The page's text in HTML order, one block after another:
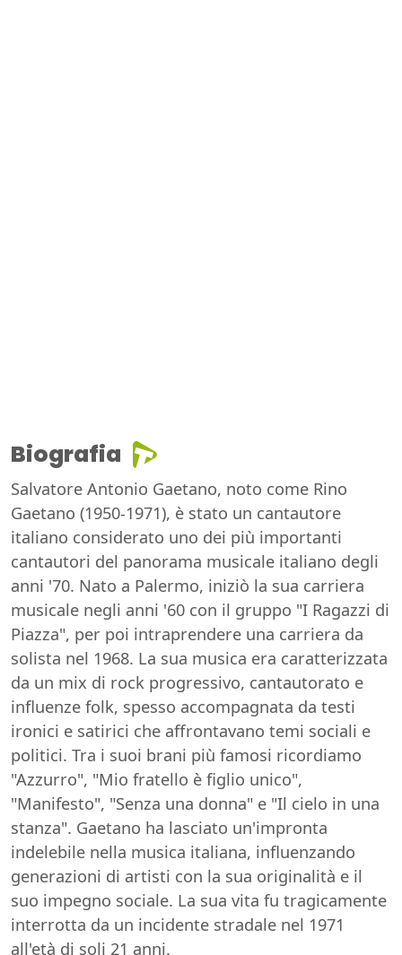
Biografia
Salvatore Antonio Gaetano, noto come Rino
Gaetano (1950-1971), è stato un cantautore
italiano considerato uno dei più importanti
cantautori del panorama musicale italiano degli
anni '70. Nato a Palermo, iniziò la sua carriera
musicale negli anni '60 con il gruppo "I Ragazzi di
Piazza", per poi intraprendere una carriera da
solista nel 1968. La sua musica era caratterizzata
da un mix di rock progressivo, cantautorato e
influenze folk, spesso accompagnata da testi
ironici e satirici che affrontavano temi sociali e
politici. Tra i suoi brani più famosi ricordiamo
"Azzurro", "Mio fratello è figlio unico",
"Manifesto", "Senza una donna" e "Il cielo in una
stanza". Gaetano ha lasciato un'impronta
indelebile nella musica italiana, influenzando
generazioni di artisti con la sua originalità e il
suo impegno sociale. La sua vita fu tragicamente
interrotta da un incidente stradale nel 1971
all'età di soli 21 anni.